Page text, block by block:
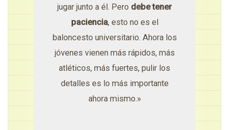
jugar junto a él. Pero debe tener
paciencia, esto no es el
baloncesto universitario. Ahora los
jóvenes vienen más rápidos, más
atléticos, más fuertes, pulir los
detalles es lo más importante
ahora mismo.»